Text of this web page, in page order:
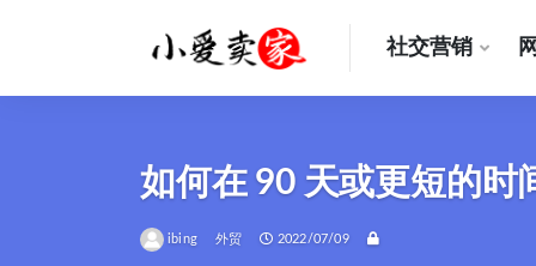
社交营销
如何在 90 天或更短的时
ibing 外贸 2022/07/09